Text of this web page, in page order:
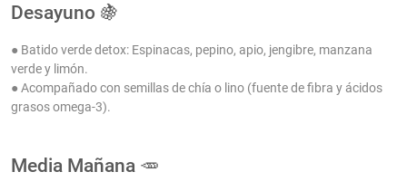
Desayuno 🍇
● Batido verde detox: Espinacas, pepino, apio, jengibre, manzana
verde y limón.
● Acompañado con semillas de chía o lino (fuente de fibra y ácidos
grasos omega-3).
Media Mañana 🥕